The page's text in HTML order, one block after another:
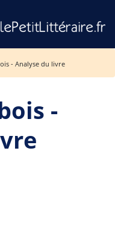
- Analyse du livre
-